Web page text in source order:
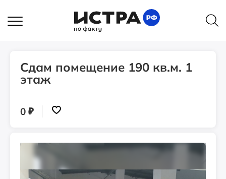
Главная Объявления Сдам помещение 190 кв.м. 1 этаж
Объявления
Сдам помещение 190 кв.м. 1
этаж
0 ₽